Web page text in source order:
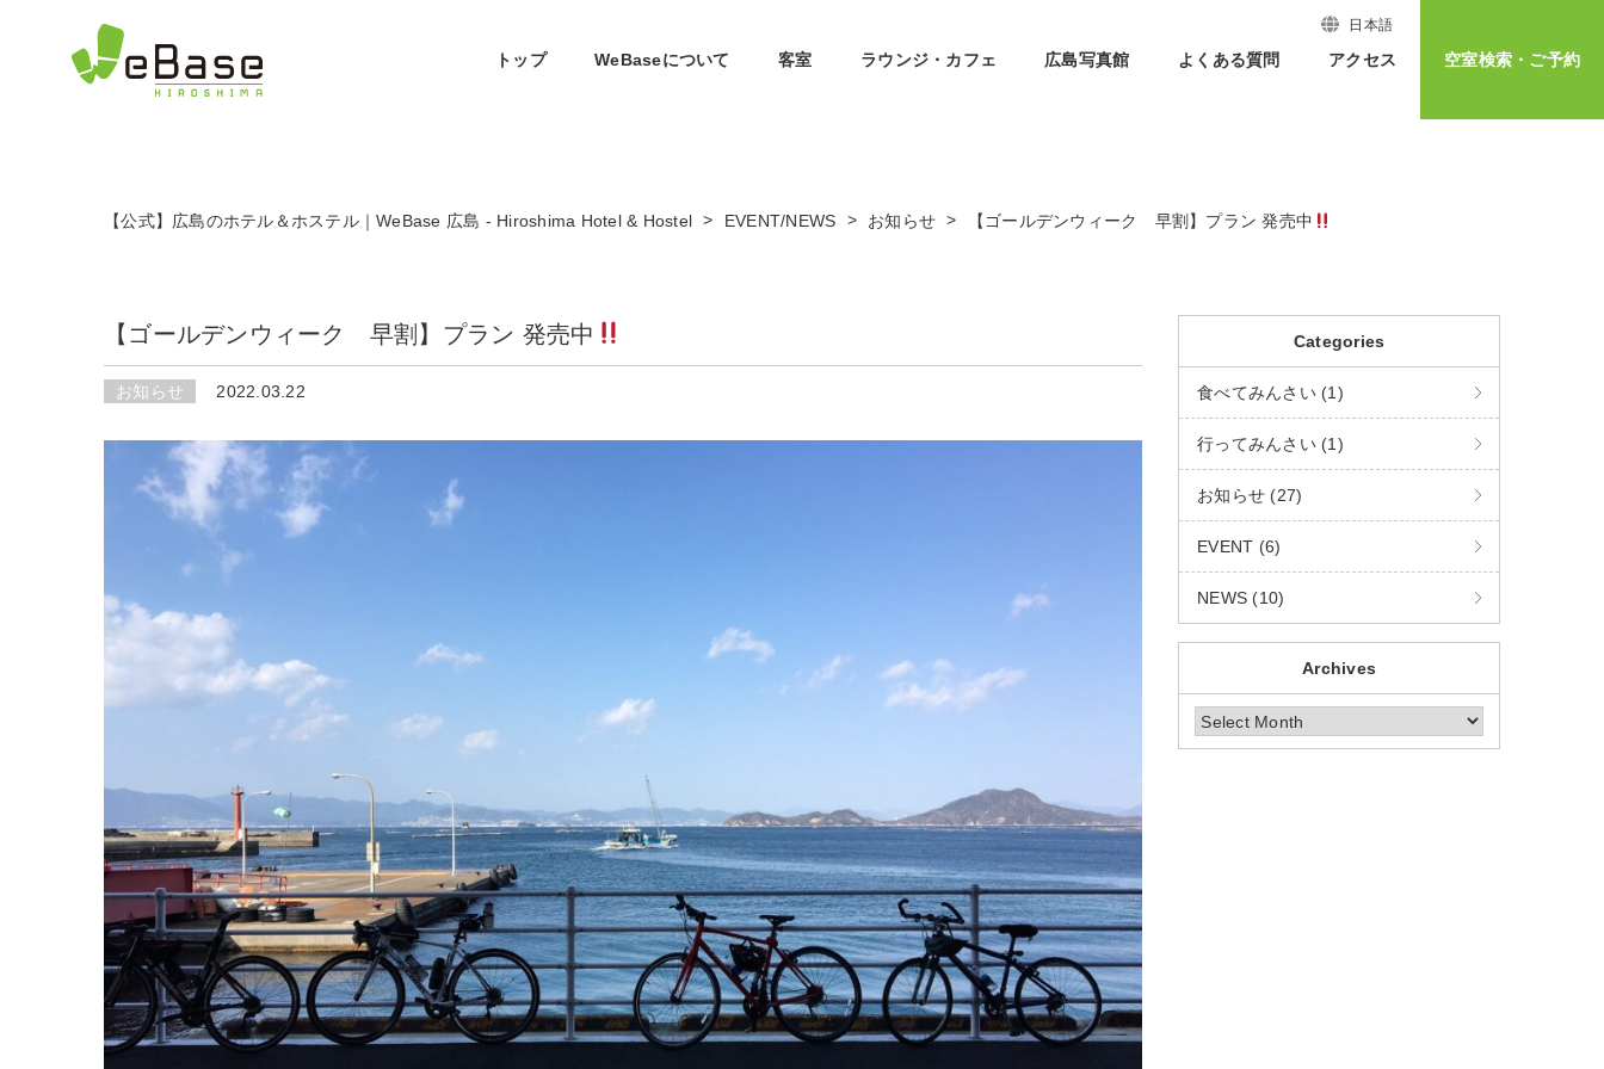
トップ WeBaseについて 客室 ラウンジ・カフェ 広島写真館 よくある質問 アクセス 空室検索・ご予約
日本語
【公式】広島のホテル＆ホステル｜WeBase 広島 - Hiroshima Hotel & Hostel > EVENT/NEWS > お知らせ > 【ゴールデンウィーク 早割】プラン 発売中
【ゴールデンウィーク 早割】プラン 発売中
お知らせ 2022.03.22
Categories
食べてみんさい (1)
行ってみんさい (1)
お知らせ (27)
EVENT (6)
NEWS (10)
Archives
Archives